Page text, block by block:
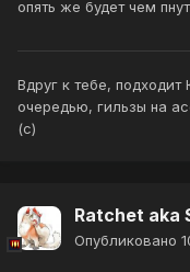
опять же будет чем
Вдруг к тебе,
очередью, гильзы на
(с)
Ratchet aka
Опубликовано